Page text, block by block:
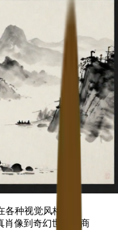
种视觉风格中产
像到奇幻世界和商